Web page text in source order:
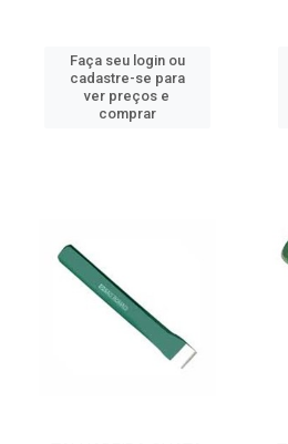
Faça seu login ou
cadastre-se para
ver preços e
comprar